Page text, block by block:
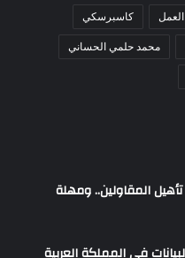
كاسبرسكي
محمد حلمي الحساني
المقاولين.. ومهلة